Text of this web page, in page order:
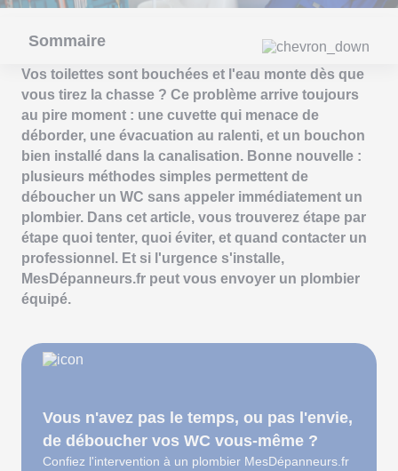
Sommaire
Vos toilettes sont bouchées et l'eau monte dès que
vous tirez la chasse ? Ce problème arrive toujours
au pire moment : une cuvette qui menace de
déborder, une évacuation au ralenti, et un bouchon
bien installé dans la canalisation. Bonne nouvelle :
plusieurs méthodes simples permettent de
déboucher un WC sans appeler immédiatement un
plombier. Dans cet article, vous trouverez étape par
étape quoi tenter, quoi éviter, et quand contacter un
professionnel. Et si l'urgence s'installe,
MesDépanneurs.fr peut vous envoyer un plombier
équipé.
Vous n'avez pas le temps, ou pas l'envie,
de déboucher vos WC vous-même ?
Confiez l'intervention à un plombier MesDépanneurs.fr